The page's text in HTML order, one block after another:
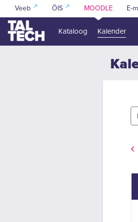
Jäta vahele peasisuni
Veeb ÕIS MOODLE E-
Kataloog Kalender